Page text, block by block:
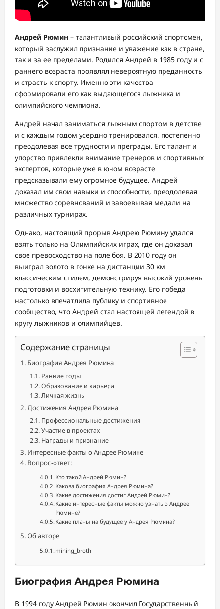
Андрей Рюмин – талантливый российский спортсмен,
который заслужил признание и уважение как в стране,
так и за ее пределами. Родился Андрей в 1985 году и с
раннего возраста проявлял невероятную преданность
и страсть к спорту. Именно эти качества
сформировали его как выдающегося лыжника и
олимпийского чемпиона.
Андрей начал заниматься лыжным спортом в детстве
и с каждым годом усердно тренировался, постепенно
преодолевая все трудности и преграды. Его талант и
упорство привлекли внимание тренеров и спортивных
экспертов, которые уже в юном возрасте
предсказывали ему огромное будущее. Андрей
доказал им свои навыки и способности, преодолевая
множество соревнований и завоевывая медали на
различных турнирах.
Однако, настоящий прорыв Андрею Рюмину удался
взять только на Олимпийских играх, где он доказал
свое превосходство на поле боя. В 2010 году он
выиграл золото в гонке на дистанции 30 км
классическим стилем, демонстрируя высокий уровень
подготовки и восхитительную технику. Его победа
настолько впечатлила публику и спортивное
сообщество, что Андрей стал настоящей легендой в
кругу лыжников и олимпийцев.
Содержание страницы
Биография Андрея Рюмина
Ранние годы
Образование и карьера
Личная жизнь
Достижения Андрея Рюмина
Профессиональные достижения
Участие в проектах
Награды и признание
Интересные факты о Андрее Рюмине
Вопрос-ответ:
Кто такой Андрей Рюмин?
Какова биография Андрея Рюмина?
Какие достижения достиг Андрей Рюмин?
Какие интересные факты можно узнать о Андрее
Рюмине?
Какие планы на будущее у Андрея Рюмина?
Об авторе
mining_broth
Биография Андрея Рюмина
В 1994 году Андрей Рюмин окончил Государственный